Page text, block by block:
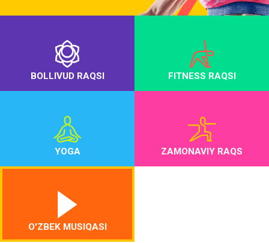
BOLLIVUD RAQSI FITNESS RAQSI
YOGA ZAMONAVIY RAQS
O'ZBEK MUSIQASI